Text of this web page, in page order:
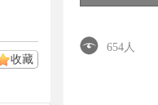
收藏
654人